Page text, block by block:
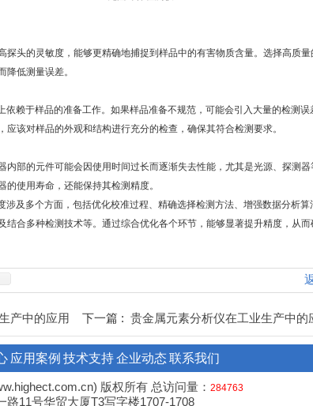
头的灵敏度，能够更精确地捕捉到样品中的有害物质含量。选择高质量
降低测量误差。
赖于样品的准备工作。如果样品准备不规范，可能会引入大量的检测误
该对样品的外观和结构进行充分的检查，确保其符合检测要求。
部的元件可能会因使用时间过长而逐渐失去性能，尤其是光源、探测器
使用寿命，还能保持其检测精度。
及多个方面，包括优化校准过程、精确选择检测方法、增强数据分析算
结合多种检测技术等。通过综合优化各个环节，能够显著提升精度，从
产中的应用 下一篇 : 贵金属元素分析仪在工业生产中的
应用案例 技术支持企业动态联系我们
版权所有 总访问量： 284763
路11号华贸大厦T3写字楼1707-1708